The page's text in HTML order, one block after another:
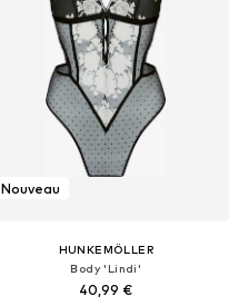
Nouveau
HUNKEMÖLLER
Body 'Lindi'
40,99 €